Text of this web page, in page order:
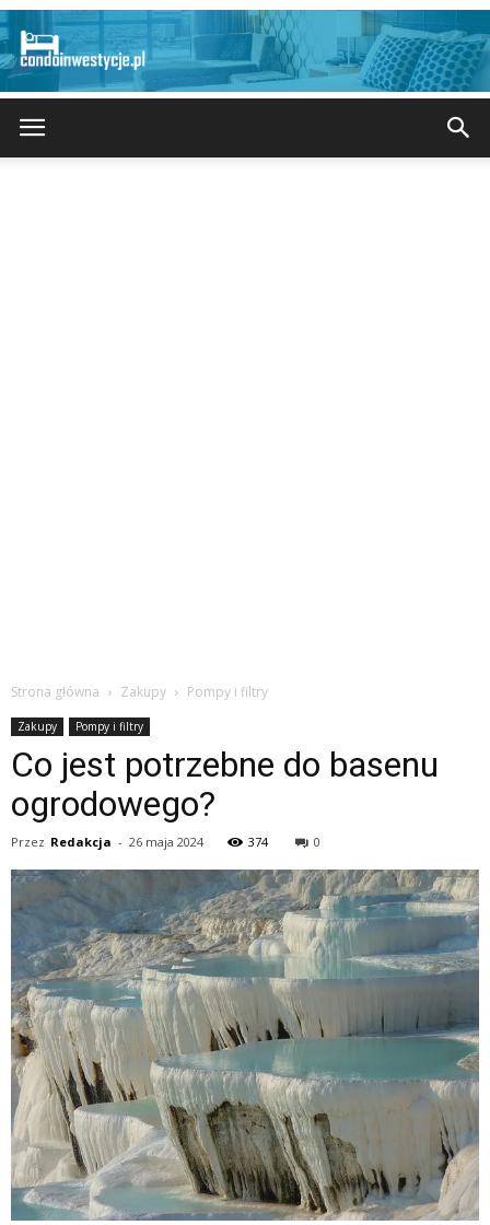
Strona główna Zakupy Pompy i filtry
Zakupy Pompy i filtry
Co jest potrzebne do basenu
ogrodowego?
Przez Redakcja - 26 maja 2024 374 0